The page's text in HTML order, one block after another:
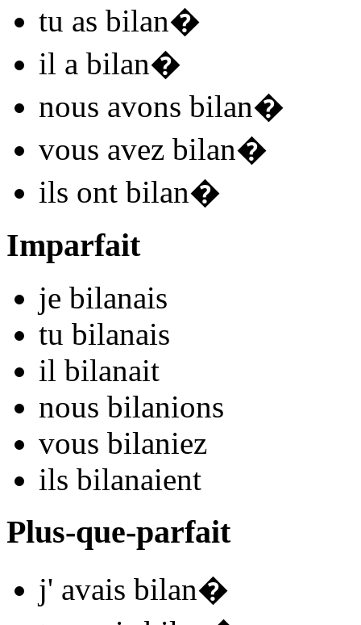
tu as bilan�
il a bilan�
nous avons bilan�
vous avez bilan�
ils ont bilan�
Imparfait
je bilanais
tu bilanais
il bilanait
nous bilanions
vous bilaniez
ils bilanaient
Plus-que-parfait
j' avais bilan�